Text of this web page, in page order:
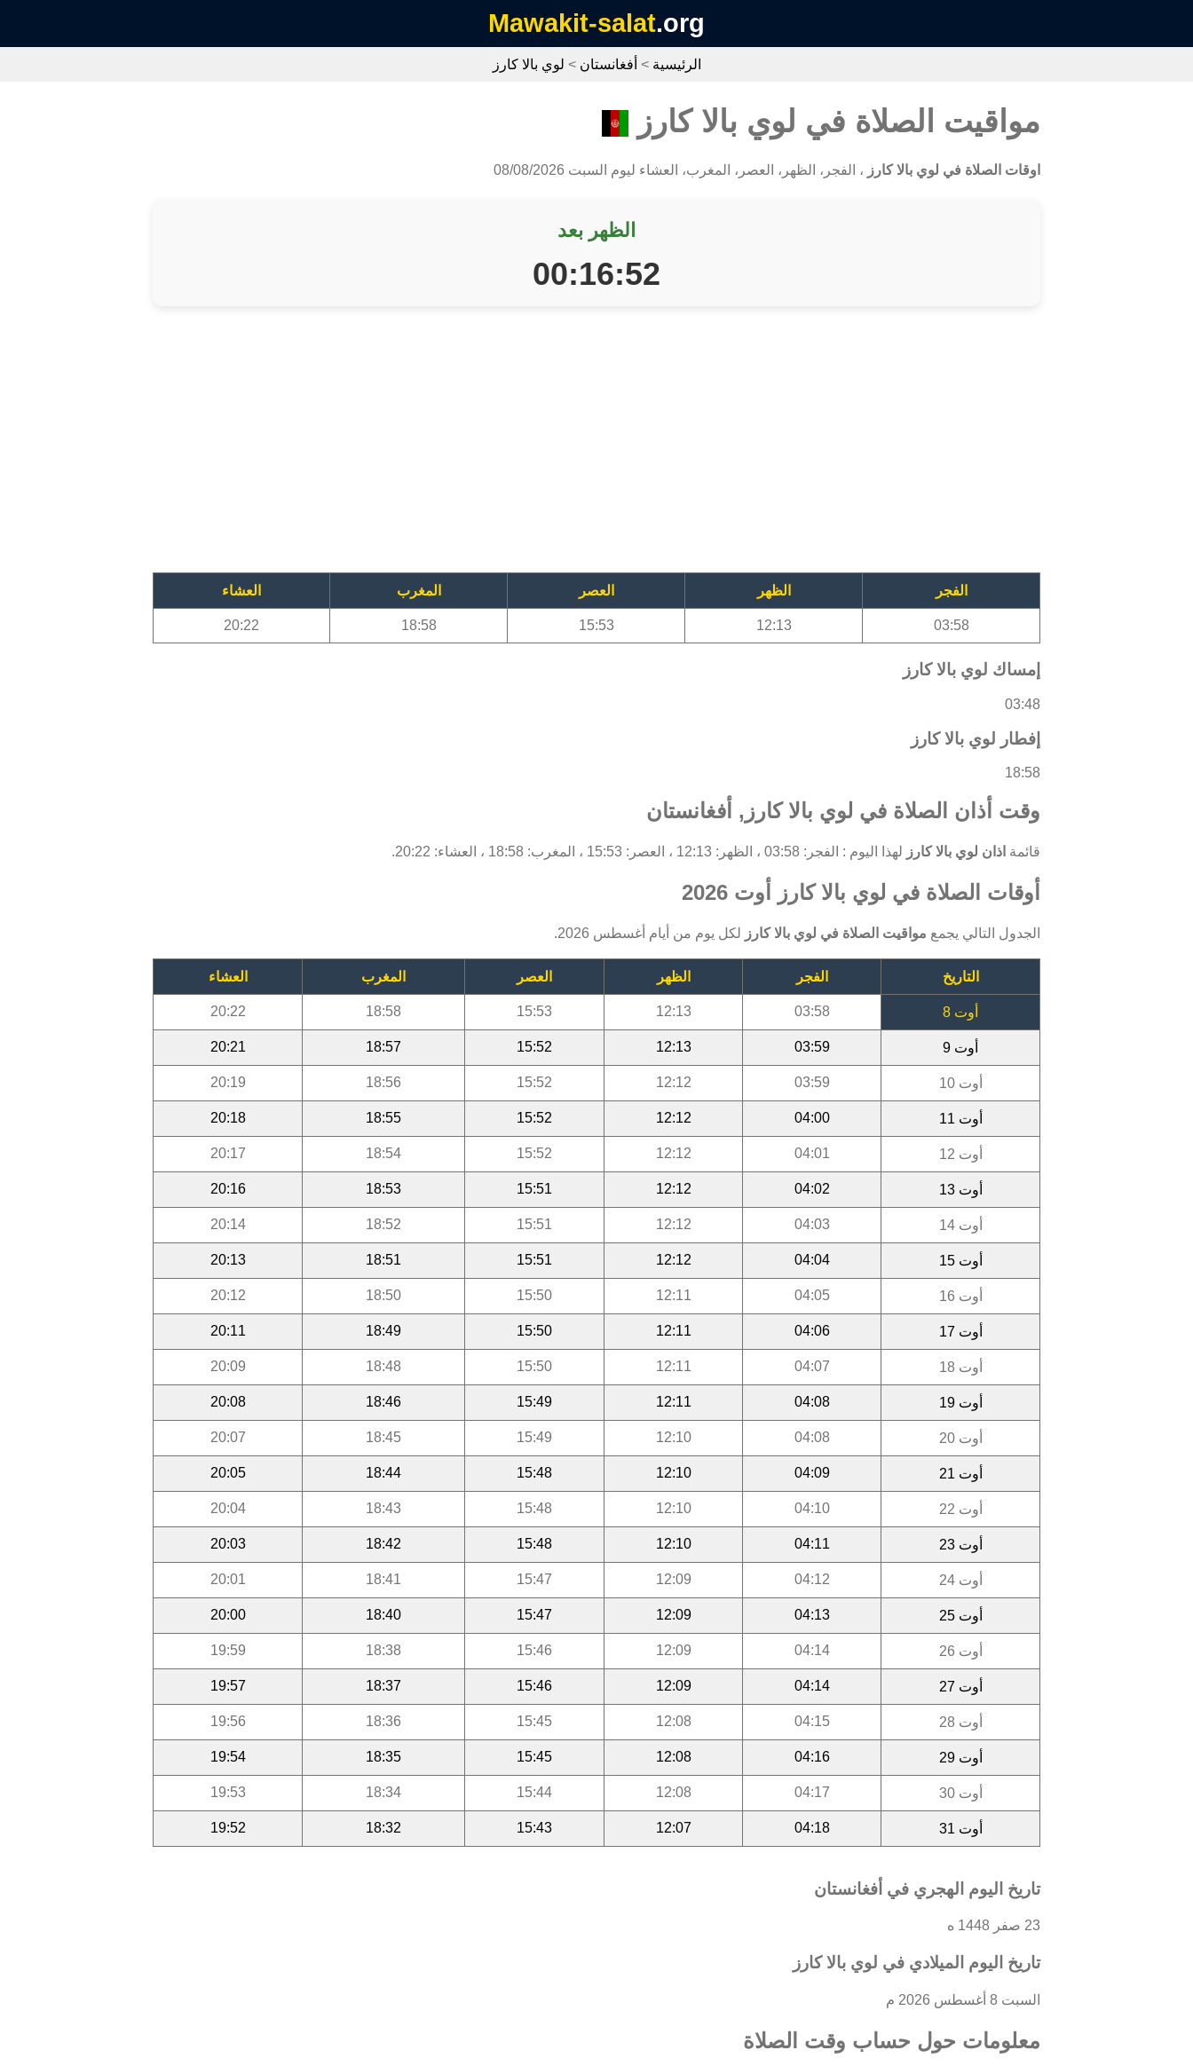
Mawakit-salat.org
الرئيسية > أفغانستان > لوي بالا كارز
مواقيت الصلاة في لوي بالا كارز
اوقات الصلاة في لوي بالا كارز ، الفجر، الظهر، العصر، المغرب، العشاء ليوم السبت 08/08/2026
الظهر بعد
00:16:51
الفجر الظهر العصر المغرب العشاء
03:58
12:13
15:53
18:58
20:22
إمساك لوي بالا كارز
03:48
إفطار لوي بالا كارز
18:58
وقت أذان الصلاة في لوي بالا كارز, أفغانستان
قائمة اذان لوي بالا كارز لهذا اليوم : الفجر: 03:58 ، الظهر: 12:13 ، العصر: 15:53 ، المغرب: 18:58 ، العشاء: 20:22.
أوقات الصلاة في لوي بالا كارز أوت 2026
الجدول التالي يجمع مواقيت الصلاة في لوي بالا كارز لكل يوم من أيام أغسطس 2026.
التاريخ الفجر الظهر العصر المغرب العشاء
أوت 8 03:58
12:13
15:53
18:58
20:22
أوت 9 03:59
12:13
15:52
18:57
20:21
أوت 10 03:59
12:12
15:52
18:56
20:19
أوت 11 04:00
12:12
15:52
18:55
20:18
أوت 12 04:01
12:12
15:52
18:54
20:17
أوت 13 04:02
12:12
15:51
18:53
20:16
أوت 14 04:03
12:12
15:51
18:52
20:14
أوت 15 04:04
12:12
15:51
18:51
20:13
أوت 16 04:05
12:11
15:50
18:50
20:12
أوت 17 04:06
12:11
15:50
18:49
20:11
أوت 18 04:07
12:11
15:50
18:48
20:09
أوت 19 04:08
12:11
15:49
18:46
20:08
أوت 20 04:08
12:10
15:49
18:45
20:07
أوت 21 04:09
12:10
15:48
18:44
20:05
أوت 22 04:10
12:10
15:48
18:43
20:04
أوت 23 04:11
12:10
15:48
18:42
20:03
أوت 24 04:12
12:09
15:47
18:41
20:01
أوت 25 04:13
12:09
15:47
18:40
20:00
أوت 26 04:14
12:09
15:46
18:38
19:59
أوت 27 04:14
12:09
15:46
18:37
19:57
أوت 28 04:15
12:08
15:45
18:36
19:56
أوت 29 04:16
12:08
15:45
18:35
19:54
أوت 30 04:17
12:08
15:44
18:34
19:53
أوت 31 04:18
12:07
15:43
18:32
19:52
تاريخ اليوم الهجري في أفغانستان
23 صفر 1448 ه
تاريخ اليوم الميلادي في لوي بالا كارز
السبت 8 أغسطس 2026 م
معلومات حول حساب وقت الصلاة